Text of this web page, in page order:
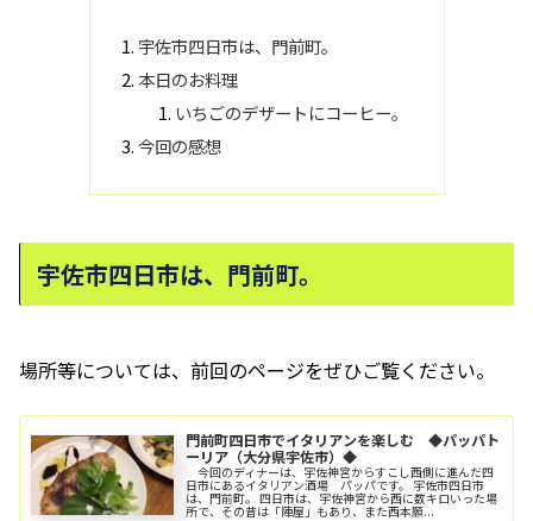
宇佐市四日市は、門前町。
本日のお料理
いちごのデザートにコーヒー。
今回の感想
宇佐市四日市は、門前町。
場所等については、前回のページをぜひご覧ください。
門前町四日市でイタリアンを楽しむ ◆パッパト
ーリア（大分県宇佐市）◆
今回のディナーは、宇佐神宮からすこし西側に進んだ四
日市にあるイタリアン酒場 パッパです。 宇佐市四日市
は、門前町。 四日市は、宇佐神宮から西に数キロいった場
所で、その昔は「陣屋」もあり、また西本願...